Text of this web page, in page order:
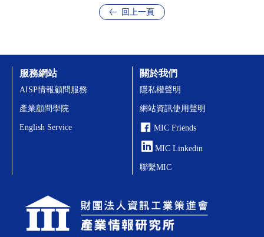
回上一頁
服務網站
AISP情報顧問服務
產業顧問學院
English Service
關於我們
隱私權聲明
網站資訊使用聲明
MIC Friends
MIC Linkedin
聯繫MIC